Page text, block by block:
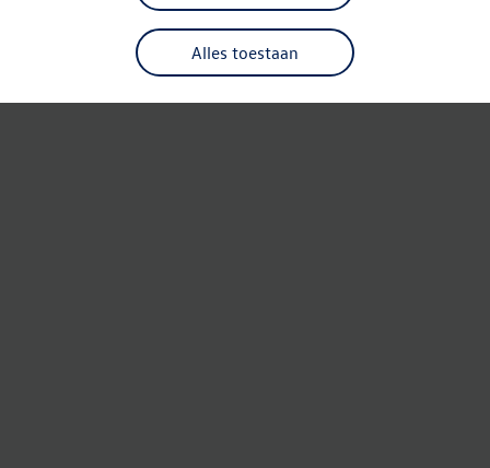
Alles toestaan
Refresh